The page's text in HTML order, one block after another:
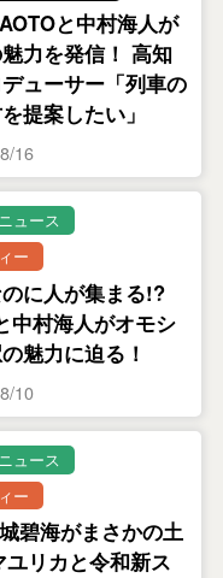
と中村海人が
力を発信！ 高知
ューサー「列車の
提案したい」
16
ュース
ー
に人が集まる!?
中村海人がオモシ
魅力に迫る！
10
ュース
ー
碧海がまさかの土
リカと令和新ス